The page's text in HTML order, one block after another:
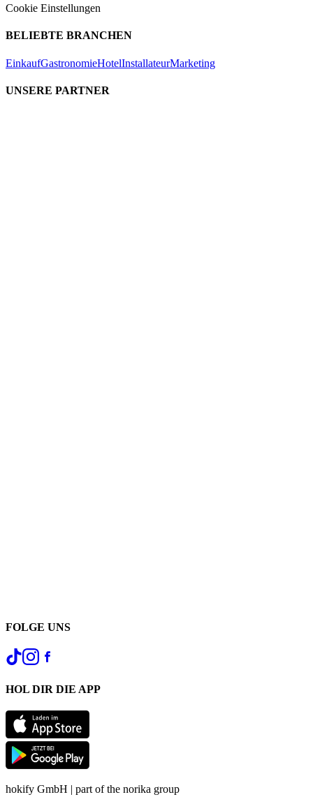
Cookie Einstellungen
BELIEBTE BRANCHEN
EinkaufGastronomieHotelInstallateurMarketing
UNSERE PARTNER
FOLGE UNS
HOL DIR DIE APP
hokify GmbH | part of the norika group